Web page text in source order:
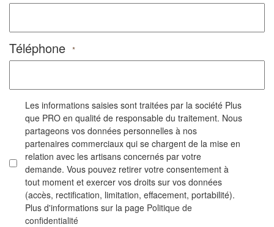
Téléphone *
Les informations saisies sont traitées par la société Plus
que PRO en qualité de responsable du traitement. Nous
partageons vos données personnelles à nos
partenaires commerciaux qui se chargent de la mise en
relation avec les artisans concernés par votre
demande. Vous pouvez retirer votre consentement à
tout moment et exercer vos droits sur vos données
(accès, rectification, limitation, effacement, portabilité).
Plus d'informations sur la page Politique de
confidentialité